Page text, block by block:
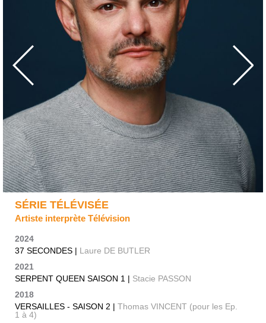
SÉRIE TÉLÉVISÉE
Artiste interprète Télévision
2024
37 SECONDES | Laure DE BUTLER
2021
SERPENT QUEEN SAISON 1 | Stacie PASSON
2018
VERSAILLES - SAISON 2 | Thomas VINCENT (pour les Ep.
1 à 4)